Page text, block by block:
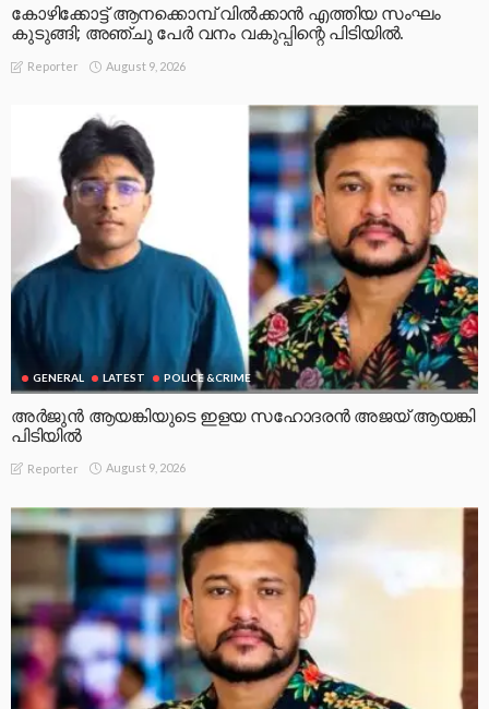
കോഴിക്കോട്ട് ആനക്കൊമ്പ് വിൽക്കാൻ എത്തിയ സംഘം
കുടുങ്ങി; അഞ്ചു പേർ വനം വകുപ്പിന്റെ പിടിയിൽ.
Reporter August 9, 2026
GENERAL LATEST POLICE &CRIME
അർജുൻ ആയങ്കിയുടെ ഇളയ സഹോദരൻ അജയ് ആയങ്കി
പിടിയിൽ
Reporter August 9, 2026